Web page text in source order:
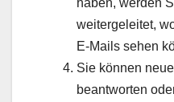
weitergeleitet,
E-Mails sehen
Sie können
beantworten